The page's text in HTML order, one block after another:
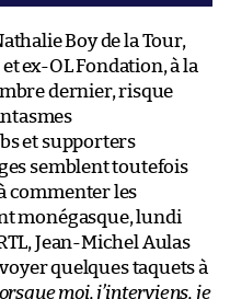
Boy de la Tour,
ex-OL Fondation, à la
dernier, risque
et supporters
semblent toutefois
commenter les
monégasque, lundi
Jean-Michel Aulas
quelques taquets à
moi, j’interviens, je